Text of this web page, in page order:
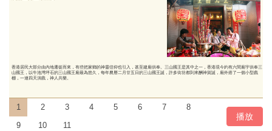
1 2 3 4 5 6 7
8
9
10 11
播放